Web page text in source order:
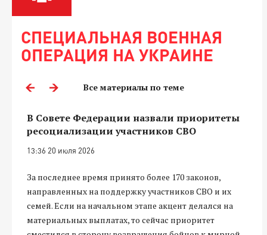
СПЕЦИАЛЬНАЯ ВОЕННАЯ
ОПЕРАЦИЯ НА УКРАИНЕ
Все материалы по теме
В Совете Федерации назвали приоритеты
ресоциализации участников СВО
13:36 20 июля 2026
За последнее время принято более 170 законов,
направленных на поддержку участников СВО и их
семей. Если на начальном этапе акцент делался на
материальных выплатах, то сейчас приоритет